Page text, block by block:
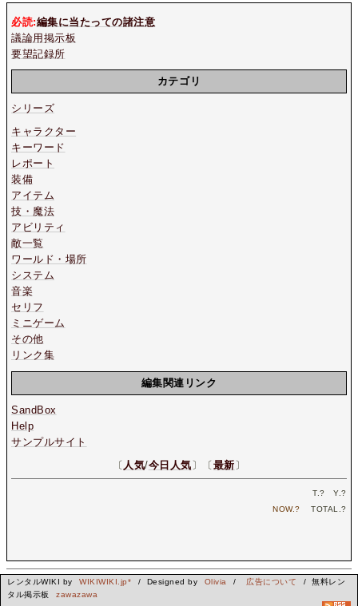
必読:編集に当たっての諸注意
議論用掲示板
要望記録所
カテゴリ
シリーズ
キャラクター
キーワード
レポート
装備
アイテム
技・魔法
アビリティ
敵一覧
ワールド・場所
システム
音楽
セリフ
ミニゲーム
その他
リンク集
編集関連リンク
SandBox
Help
サンプルサイト
〔 人気/今日人気〕〔最新〕
T.? Y.?
NOW.? TOTAL.?
レンタルWIKI by WIKIWIKI.jp* / Designed by Olivia / 広告について
/ 無料レン
タル掲示板
zawazawa